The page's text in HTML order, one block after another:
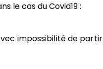
le cas du Covid19 :
impossibilité de partir